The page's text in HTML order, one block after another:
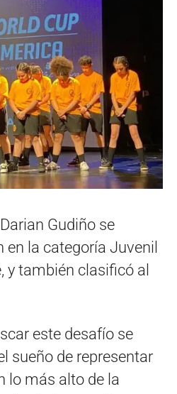
Gudiño se
la categoría Juvenil
y también clasificó al
este desafío se
sueño de representar
lo más alto de la